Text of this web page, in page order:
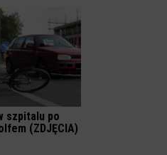
szpitalu po
(ZDJĘCIA)